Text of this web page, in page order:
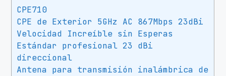
CPE710
CPE de Exterior 5GHz AC 867Mbps 23dBi
Velocidad Increíble sin Esperas
Estándar profesional 23 dBi
direccional
Antena para transmisión inalámbrica de